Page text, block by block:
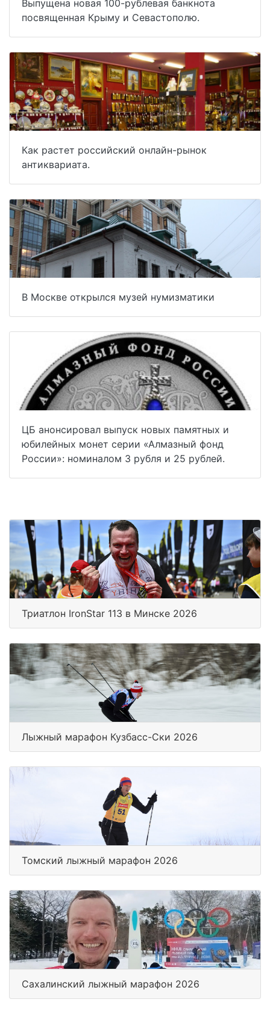
Выпущена новая 100-рублевая банкнота
посвященная Крыму и Севастополю.
Как растет российский онлайн-рынок
антиквариата.
В Москве открылся музей нумизматики
ЦБ анонсировал выпуск новых памятных и
юбилейных монет серии «Алмазный фонд
России»: номиналом 3 рубля и 25 рублей.
Триатлон IronStar 113 в Минске 2026
Лыжный марафон Кузбасс-Ски 2026
Томский лыжный марафон 2026
Сахалинский лыжный марафон 2026